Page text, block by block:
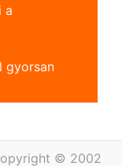
a
gyorsan
© 2002